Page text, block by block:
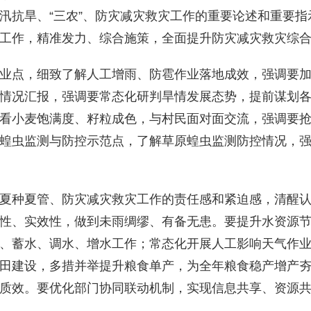
旱、“三农”、防灾减灾救灾工作的重要论述和重要
作，精准发力、综合施策，全面提升防灾减灾救灾综
点，细致了解人工增雨、防雹作业落地成效，强调要
况汇报，强调要常态化研判旱情发展态势，提前谋划
小麦饱满度、籽粒成色，与村民面对面交流，强调要
虫监测与防控示范点，了解草原蝗虫监测防控情况，
种夏管、防灾减灾救灾工作的责任感和紧迫感，清醒
、实效性，做到未雨绸缪、有备无患。要提升水资源
蓄水、调水、增水工作；常态化开展人工影响天气作
建设，多措并举提升粮食单产，为全年粮食稳产增产
效。要优化部门协同联动机制，实现信息共享、资源